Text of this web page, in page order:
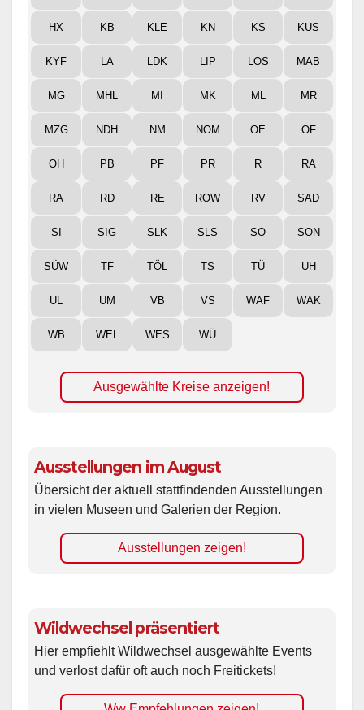
HX KB KLE KN KS KUS
KYF LA LDK LIP LOS MAB
MG MHL MI MK ML MR
MZG NDH NM NOM OE OF
OH PB PF PR R RA
RA RD RE ROW RV SAD
SI SIG SLK SLS SO SON
SÜW TF TÖL TS TÜ UH
UL UM VB VS WAF WAK
WB WEL WES WÜ
Ausgewählte Kreise anzeigen!
Ausstellungen im August
Übersicht der aktuell stattfindenden Ausstellungen
in vielen Museen und Galerien der Region.
Ausstellungen zeigen!
Wildwechsel präsentiert
Hier empfiehlt Wildwechsel ausgewählte Events
und verlost dafür oft auch noch Freitickets!